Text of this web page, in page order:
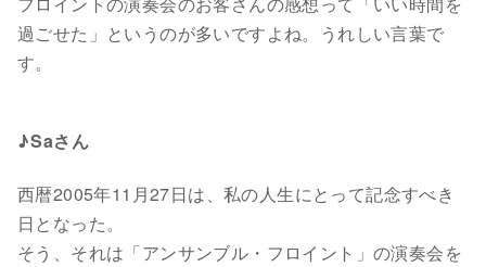
過ごせた」というのが多いですよね。うれしい言葉で
す。
♪Saさん
西暦2005年11月27日は、私の人生にとって記念すべき
日となった。
そう、それは「アンサンブル・フロイント」の演奏会を